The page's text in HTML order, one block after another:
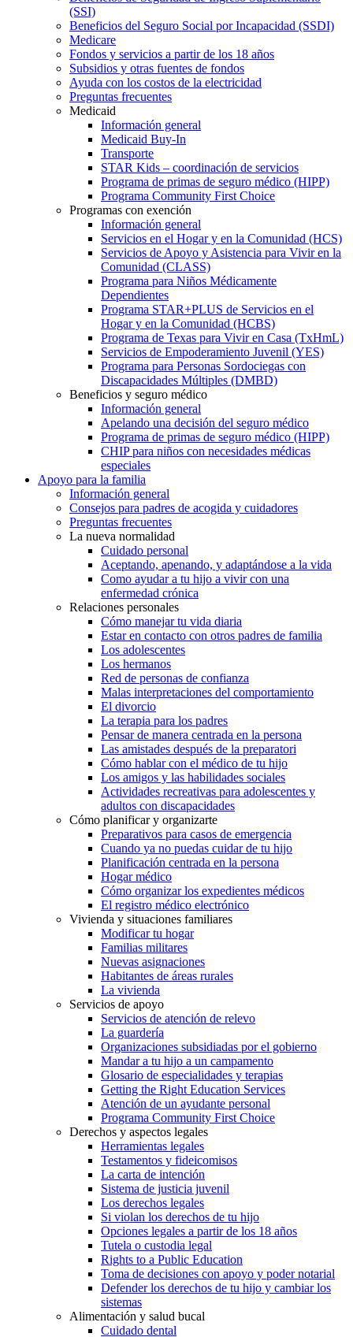
(SSI)
Beneficios del Seguro Social por Incapacidad (SSDI)
Medicare
Fondos y servicios a partir de los 18 años
Subsidios y otras fuentes de fondos
Ayuda con los costos de la electricidad
Preguntas frecuentes
Medicaid
Información general
Medicaid Buy-In
Transporte
STAR Kids – coordinación de servicios
Programa de primas de seguro médico (HIPP)
Programa Community First Choice
Programas con exención
Información general
Servicios en el Hogar y en la Comunidad (HCS)
Servicios de Apoyo y Asistencia para Vivir en la
Comunidad (CLASS)
Programa para Niños Médicamente
Dependientes
Programa STAR+PLUS de Servicios en el
Hogar y en la Comunidad (HCBS)
Programa de Texas para Vivir en Casa (TxHmL)
Servicios de Empoderamiento Juvenil (YES)
Programa para Personas Sordociegas con
Discapacidades Múltiples (DMBD)
Beneficios y seguro médico
Información general
Apelando una decisión del seguro médico
Programa de primas de seguro médico (HIPP)
CHIP para niños con necesidades médicas
especiales
Apoyo para la familia
Información general
Consejos para padres de acogida y cuidadores
Preguntas frecuentes
La nueva normalidad
Cuidado personal
Aceptando, apenando, y adaptándose a la vida
Como ayudar a tu hijo a vivir con una
enfermedad crónica
Relaciones personales
Cómo manejar tu vida diaria
Estar en contacto con otros padres de familia
Los adolescentes
Los hermanos
Red de personas de confianza
Malas interpretaciones del comportamiento
El divorcio
La terapia para los padres
Pensar de manera centrada en la persona
Las amistades después de la preparatori
Cómo hablar con el médico de tu hijo
Los amigos y las habilidades sociales
Actividades recreativas para adolescentes y
adultos con discapacidades
Cómo planificar y organizarte
Preparativos para casos de emergencia
Cuando ya no puedas cuidar de tu hijo
Planificación centrada en la persona
Hogar médico
Cómo organizar los expedientes médicos
El registro médico electrónico
Vivienda y situaciones familiares
Modificar tu hogar
Familias militares
Nuevas asignaciones
Habitantes de áreas rurales
La vivienda
Servicios de apoyo
Servicios de atención de relevo
La guardería
Organizaciones subsidiadas por el gobierno
Mandar a tu hijo a un campamento
Glosario de especialidades y terapias
Getting the Right Education Services
Atención de un ayudante personal
Programa Community First Choice
Derechos y aspectos legales
Herramientas legales
Testamentos y fideicomisos
La carta de intención
Sistema de justicia juvenil
Los derechos legales
Si violan los derechos de tu hijo
Opciones legales a partir de los 18 años
Tutela o custodia legal
Rights to a Public Education
Toma de decisiones con apoyo y poder notarial
Defender los derechos de tu hijo y cambiar los
sistemas
Alimentación y salud bucal
Cuidado dental